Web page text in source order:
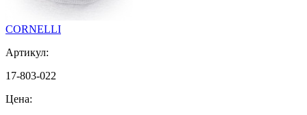
CORNELLI
Артикул:
17-803-022
Цена: